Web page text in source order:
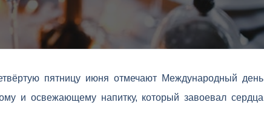
пятницу июня отмечают Международный день
и освежающему напитку, который завоевал сердца